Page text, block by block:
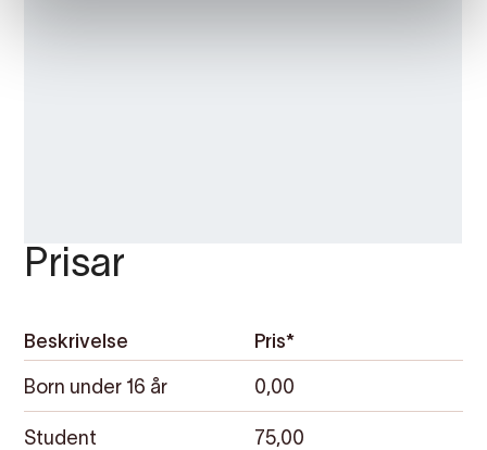
Prisar
Beskrivelse Pris*
Born under 16 år 0,00
Student 75,00